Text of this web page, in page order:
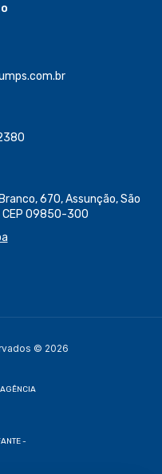
670, Assunção, São
CEP 09850-300
© 2026